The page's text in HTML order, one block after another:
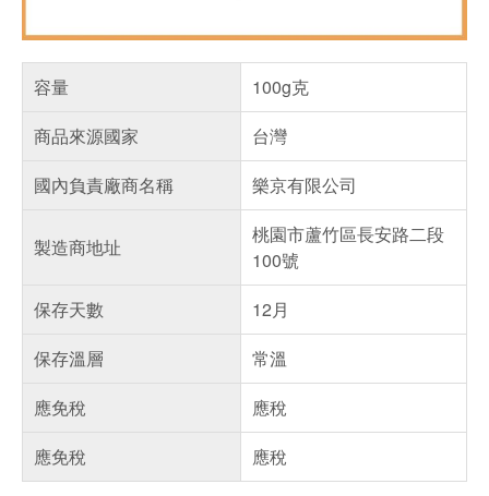
容量
100g克
商品來源國家
台灣
國內負責廠商名稱
樂京有限公司
製造商地址
桃園市蘆竹區長安路二段
100號
保存天數
12月
保存溫層
常溫
應免稅
應稅
應免稅
應稅